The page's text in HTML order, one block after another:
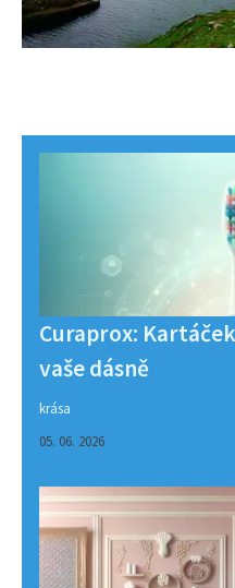
Curaprox:
vaše dásně
krása
05. 06. 2026